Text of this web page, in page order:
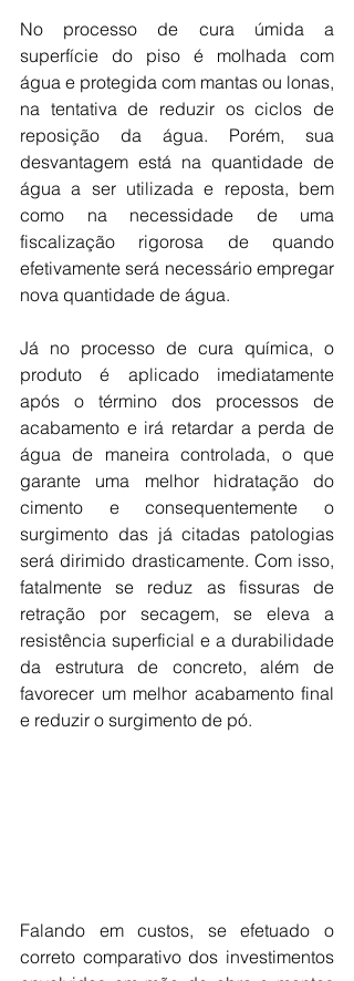
No processo de cura úmida a
superfície do piso é molhada com
água e protegida com mantas ou lonas,
na tentativa de reduzir os ciclos de
reposição da água. Porém, sua
desvantagem está na quantidade de
água a ser utilizada e reposta, bem
como na necessidade de uma
fiscalização rigorosa de quando
efetivamente será necessário empregar
nova quantidade de água.
Já no processo de cura química, o
produto é aplicado imediatamente
após o término dos processos de
acabamento e irá retardar a perda de
água de maneira controlada, o que
garante uma melhor hidratação do
cimento e consequentemente o
surgimento das já citadas patologias
será dirimido drasticamente. Com isso,
fatalmente se reduz as fissuras de
retração por secagem, se eleva a
resistência superficial e a durabilidade
da estrutura de concreto, além de
favorecer um melhor acabamento final
e reduzir o surgimento de pó.
Falando em custos, se efetuado o
correto comparativo dos investimentos